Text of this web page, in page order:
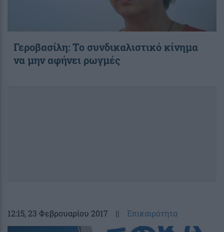
Γεροβασίλη: Το συνδικαλιστικό κίνημα
να μην αφήνει ρωγμές
12:15, 23 Φεβρουαρίου 2017 || Επικαιρότητα